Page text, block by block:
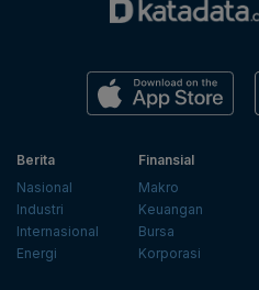
Berita
Nasional
Industri
Internasional
Energi
Finansial
Makro
Keuangan
Bursa
Korporasi